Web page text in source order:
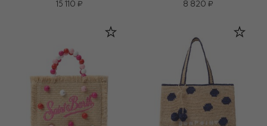
15 110 ₽
8 820 ₽